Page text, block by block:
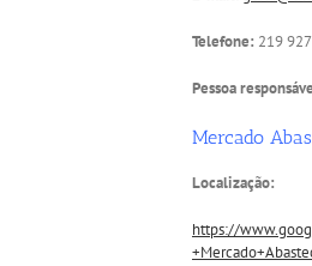
Telefone: 219
Pessoa
Mercado
Localização:
https://